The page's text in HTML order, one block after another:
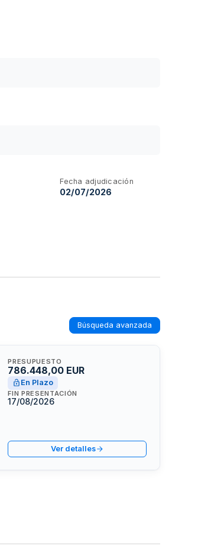
Fecha adjudicación
02/07/2026
Búsqueda avanzada
PRESUPUESTO
786.448,00 EUR
En Plazo
FIN PRESENTACIÓN
17/08/2026
Ver detalles